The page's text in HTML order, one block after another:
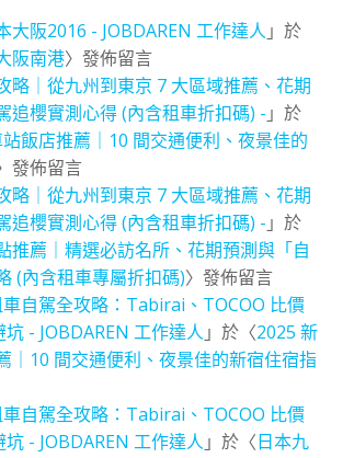
大阪2016 - JOBDAREN 工作達人 」於
阪南港〉發佈留言
略｜從九州到東京 7 大區域推薦、花期
追櫻實測心得 (內含租車折扣碼) - 」於
飯店推薦｜10 間交通便利、夜景佳的
發佈留言
略｜從九州到東京 7 大區域推薦、花期
追櫻實測心得 (內含租車折扣碼) - 」於
推薦｜精選必訪名所、花期預測與「自
(內含租車專屬折扣碼)〉發佈留言
自駕全攻略：Tabirai、TOCOO 比價
- JOBDAREN 工作達人 」於〈2025 新
｜10 間交通便利、夜景佳的新宿住宿指
自駕全攻略：Tabirai、TOCOO 比價
- JOBDAREN 工作達人 」於〈日本九